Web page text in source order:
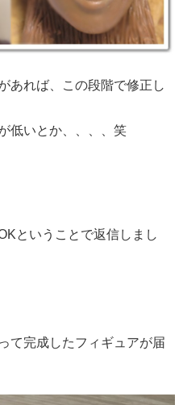
あれば、この段階で修正し
低いとか、、、、笑
ということで返信しまし
て完成したフィギュアが届